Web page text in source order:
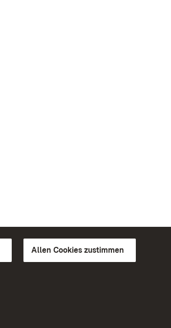
Allen Cookies zustimmen